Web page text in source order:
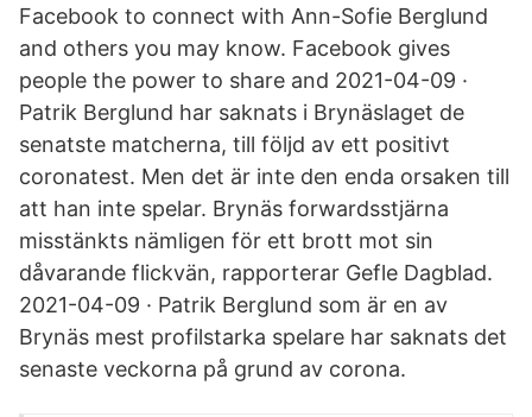
Facebook to connect with Ann-Sofie Berglund
and others you may know. Facebook gives
people the power to share and 2021-04-09 ·
Patrik Berglund har saknats i Brynäslaget de
senatste matcherna, till följd av ett positivt
coronatest. Men det är inte den enda orsaken till
att han inte spelar. Brynäs forwardsstjärna
misstänkts nämligen för ett brott mot sin
dåvarande flickvän, rapporterar Gefle Dagblad.
2021-04-09 · Patrik Berglund som är en av
Brynäs mest profilstarka spelare har saknats det
senaste veckorna på grund av corona.